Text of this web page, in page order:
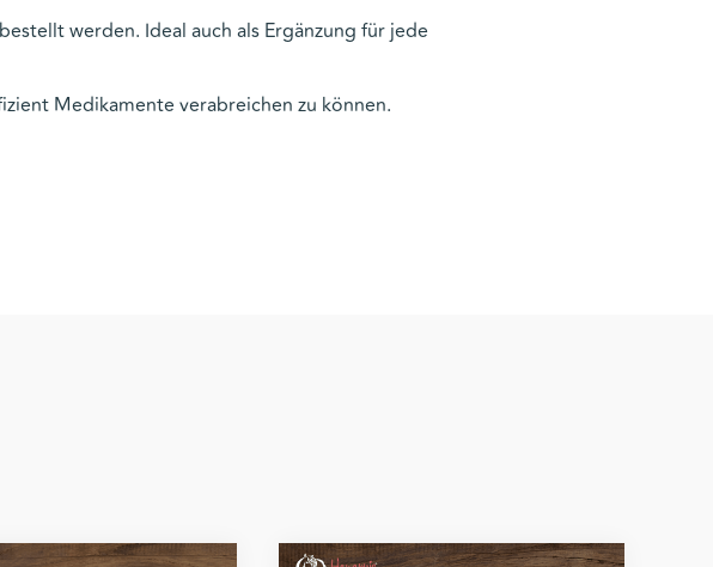
werden. Ideal auch als Ergänzung für jede
Medikamente verabreichen zu können.